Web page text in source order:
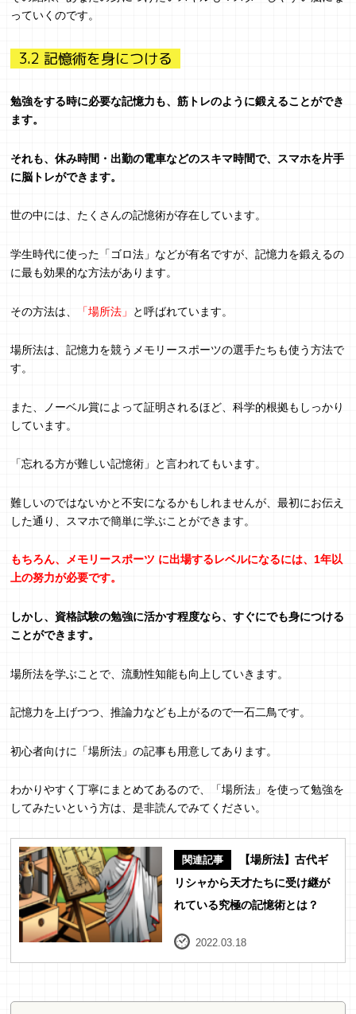
っていくのです。
3.2 記憶術を身につける
勉強をする時に必要な記憶力も、筋トレのように鍛えることができ
ます。
それも、休み時間・出勤の電車などのスキマ時間で、スマホを片手
に脳トレができます。
世の中には、たくさんの記憶術が存在しています。
学生時代に使った「ゴロ法」などが有名ですが、記憶力を鍛えるの
に最も効果的な方法があります。
その方法は、 「場所法」 と呼ばれています。
場所法は、記憶力を競うメモリースポーツの選手たちも使う方法で
す。
また、ノーベル賞によって証明されるほど、科学的根拠もしっかり
しています。
「忘れる方が難しい記憶術」と言われてもいます。
難しいのではないかと不安になるかもしれませんが、最初にお伝え
した通り、スマホで簡単に学ぶことができます。
もちろん、メモリースポーツ に出場するレベルになるには、1年以
上の努力が必要です。
しかし、資格試験の勉強に活かす程度なら、すぐにでも身につける
ことができます。
場所法を学ぶことで、流動性知能も向上していきます。
記憶力を上げつつ、推論力なども上がるので一石二鳥です。
初心者向けに「場所法」の記事も用意してあります。
わかりやすく丁寧にまとめてあるので、「場所法」を使って勉強を
してみたいという方は、是非読んでみてください。
関連記事
【場所法】古代ギ
リシャから天才たちに受け継が
れている究極の記憶術とは？
2022.03.18